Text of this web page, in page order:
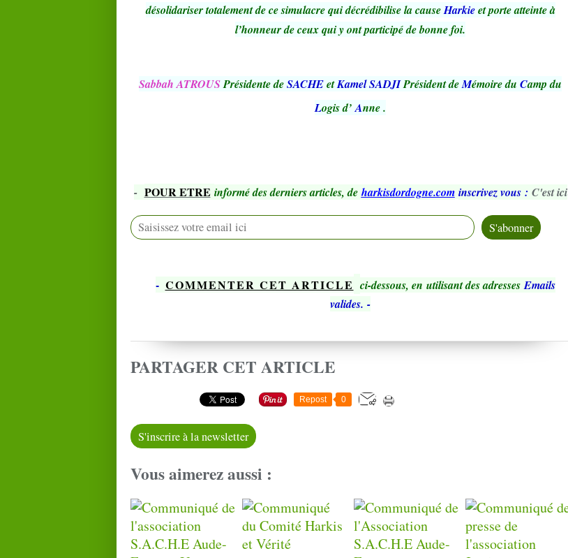
désolidariser totalement de ce simulacre qui décrédibilise la causeHarkieet porte atteinte à
l’honneur de ceux qui y ont participé de bonne foi.
Sabbah ATROUSPrésidente deSACHEetKamel SADJIPrésident deMémoire du Camp du
Logis d’Anne.
- POUR ETRE informé des derniers articles, de harkisdordogne.com inscrivez vous : C'est ici
- COMMENTER CET ARTICLE ci-dessous, en utilisant des adressesEmails
valides. -
PARTAGER CET ARTICLE
Repost 0
S'inscrire à la newsletter
Vous aimerez aussi :